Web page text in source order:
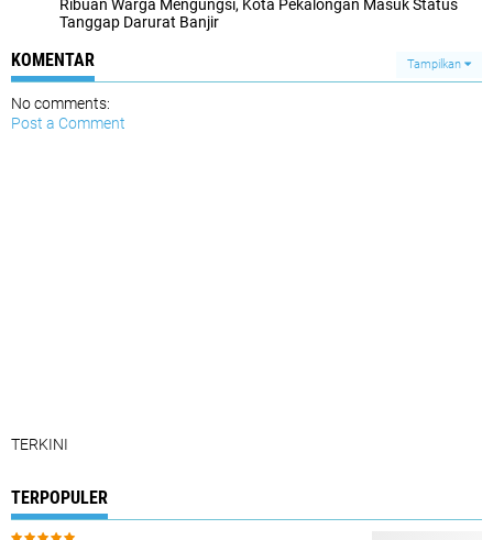
Ribuan Warga Mengungsi, Kota Pekalongan Masuk Status
Tanggap Darurat Banjir
KOMENTAR Tampilkan
No comments:
Post a Comment
TERKINI
TERPOPULER